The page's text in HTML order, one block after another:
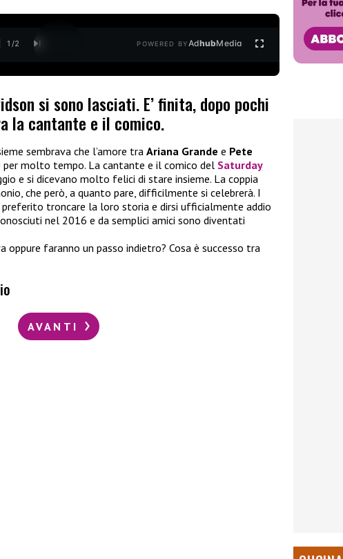
1 /2 POWERED BYAdhubMedia
si sono lasciati. E’ finita, dopo pochi
la cantante e il comico.
sembrava che l’amore tra Ariana Grande e Pete
per molto tempo. La cantante e il comico del Saturday
e si dicevano molto felici di stare insieme. La coppia
che però, a quanto pare, difficilmente si celebrerà. I
troncare la loro storia e dirsi ufficialmente addio
nel 2016 e da semplici amici sono diventati
oppure faranno un passo indietro? Cosa è successo tra
AVANTI